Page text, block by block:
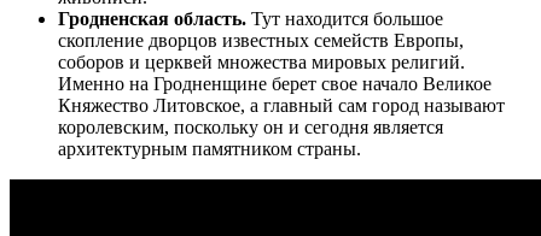
Гродненская область. Тут находится большое
скопление дворцов известных семейств Европы,
соборов и церквей множества мировых религий.
Именно на Гродненщине берет свое начало Великое
Княжество Литовское, а главный сам город называют
королевским, поскольку он и сегодня является
архитектурным памятником страны.